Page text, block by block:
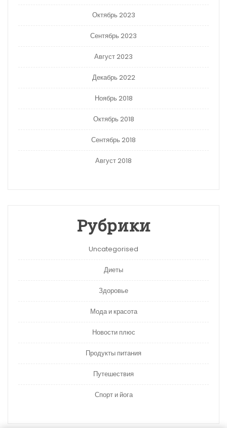
Октябрь 2023
Сентябрь 2023
Август 2023
Декабрь 2022
Ноябрь 2018
Октябрь 2018
Сентябрь 2018
Август 2018
Рубрики
Uncategorised
Диеты
Здоровье
Мода и красота
Новости плюс
Продукты питания
Путешествия
Спорт и йога